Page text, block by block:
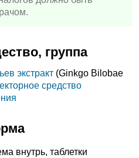
группа
экстракт (Ginkgo Bilobae
средство
внутрь, таблетки